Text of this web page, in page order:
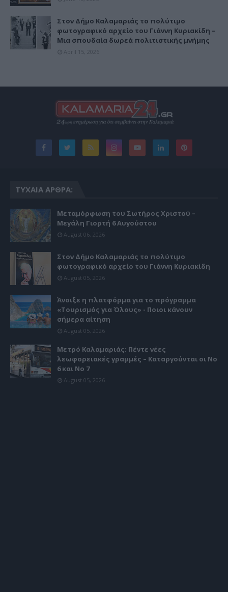
Στον Δήμο Καλαμαριάς το πολύτιμο
φωτογραφικό αρχείο του Γιάννη Κυριακίδη –
Μια σπουδαία δωρεά πολιτιστικής μνήμης
April 15, 2026
ΤΥΧΑΊΑ ΆΡΘΡΑ:
Μεταμόρφωση του Σωτήρος Χριστού –
Μεγάλη Γιορτή 6 Αυγούστου
August 06, 2026
Στον Δήμο Καλαμαριάς το πολύτιμο
φωτογραφικό αρχείο του Γιάννη Κυριακίδη
August 05, 2026
Άνοιξε η πλατφόρμα για το πρόγραμμα
«Τουρισμός για Όλους» - Ποιοι κάνουν
σήμερα αίτηση
August 05, 2026
Μετρό Καλαμαριάς: Πέντε νέες
λεωφορειακές γραμμές – Καταργούνται οι Νο
6 και Νο 7
August 05, 2026